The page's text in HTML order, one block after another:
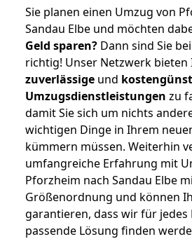
Sie planen einen Umzug von
Sandau Elbe und möchten
Geld sparen? Dann sind Sie
richtig! Unser Netzwerk bieten
zuverlässige und
Umzugsdienstleistungen zu
damit Sie sich um nichts
wichtigen Dinge in Ihrem
kümmern müssen. Weiterhin
umfangreiche Erfahrung mit
Pforzheim nach Sandau Elbe
Größenordnung und können
garantieren, dass wir für jedes
passende Lösung finden